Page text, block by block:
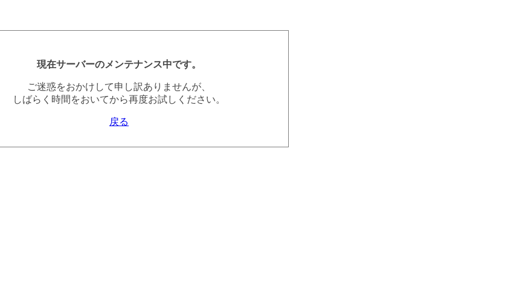
現在サーバーのメンテナンス中です。
ご迷惑をおかけして申し訳ありませんが、
しばらく時間をおいてから再度お試しください。
戻る